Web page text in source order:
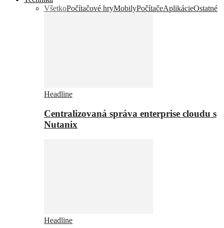
VšetkoPočítačové hryMobilyPočítačeAplikácieOstatné
Headline
Centralizovaná správa enterprise cloudu s
Nutanix
Headline